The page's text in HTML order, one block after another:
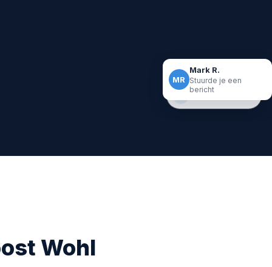
MR
Mark R.
Stuurde je een
bericht
Wohl